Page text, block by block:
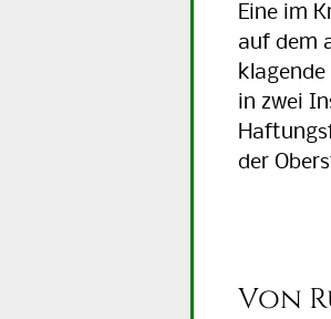
Eine im
auf dem
in zwei
der
Von